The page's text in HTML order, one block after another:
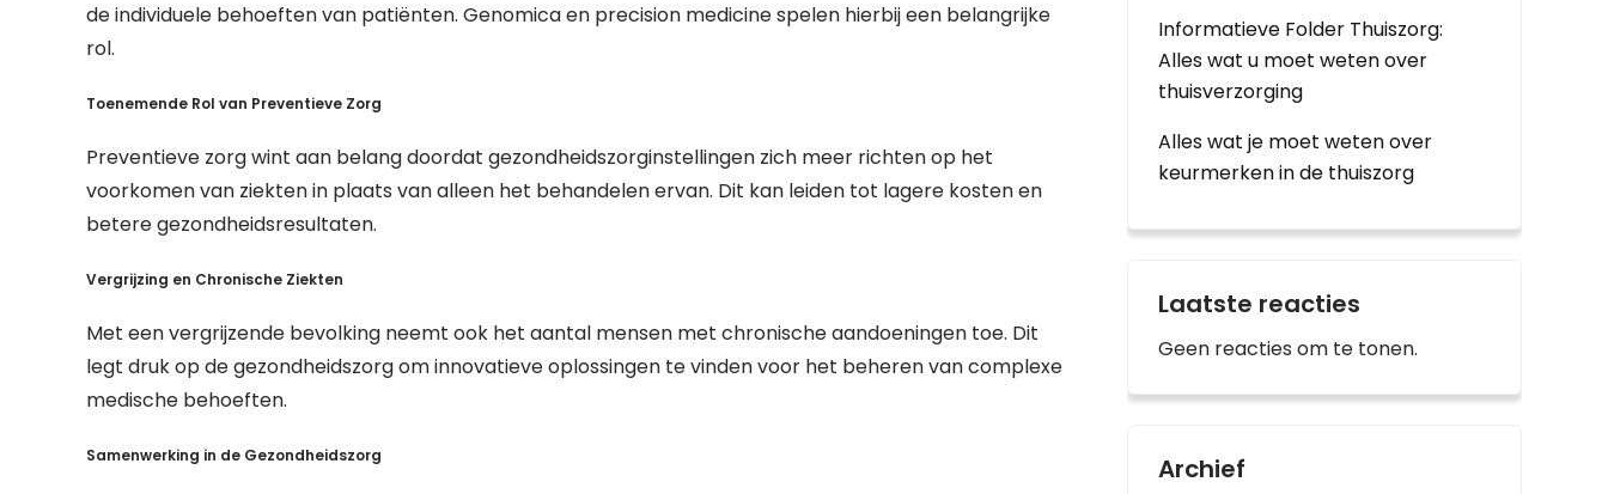
de individuele behoeften van patiënten. Genomica en precision medicine spelen hierbij een belangrijke
rol.
Toenemende Rol van Preventieve Zorg
Preventieve zorg wint aan belang doordat gezondheidszorginstellingen zich meer richten op het
voorkomen van ziekten in plaats van alleen het behandelen ervan. Dit kan leiden tot lagere kosten en
betere gezondheidsresultaten.
Vergrijzing en Chronische Ziekten
Met een vergrijzende bevolking neemt ook het aantal mensen met chronische aandoeningen toe. Dit
legt druk op de gezondheidszorg om innovatieve oplossingen te vinden voor het beheren van complexe
medische behoeften.
Samenwerking in de Gezondheidszorg
Informatieve Folder Thuiszorg:
Alles wat u moet weten over
thuisverzorging
Alles wat je moet weten over
keurmerken in de thuiszorg
Laatste reacties
Geen reacties om te tonen.
Archief